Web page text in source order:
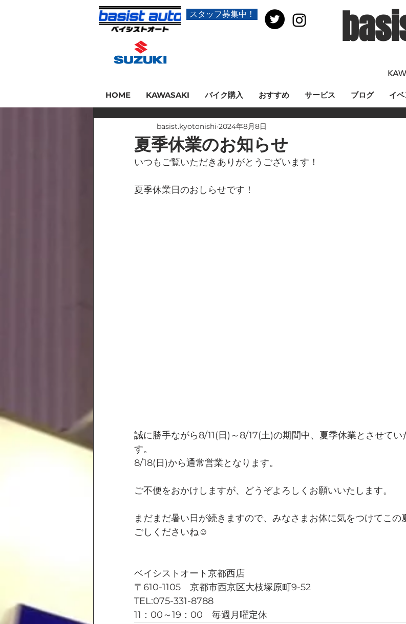
スタッフ募集中！
HOME KAWASAKI バイク購入 おすすめ サービス ブログ イベ
夏季休業のお知らせ
basist.kyotonishi 2024年8月8日
いつもご覧いただきありがとうございます！
夏季休業日のおしらせです！
誠に勝手ながら8/11(日)～8/17(土)の期間中、夏季休業とさせてい
す。
8/18(日)から通常営業となります。
ご不便をおかけしますが、どうぞよろしくお願いいたします。
まだまだ暑い日が続きますので、みなさまお体に気をつけてこの
ごしくださいね☺
ベイシストオート京都西店
〒610-1105　京都市西京区大枝塚原町9-52
TEL:075-331-8788
11：00～19：00　毎週月曜定休